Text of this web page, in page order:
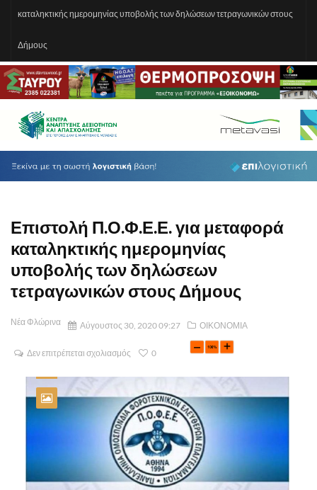
καταληκτικής ημερομηνίας υποβολής των δηλώσεων τετραγωνικών στους
Δήμους
Επιστολή Π.Ο.Φ.Ε.Ε. για μεταφορά
καταληκτικής ημερομηνίας
υποβολής των δηλώσεων
τετραγωνικών στους Δήμους
Νέα Φλώρινα Αύγουστος 30, 2020 09:27 ΟΙΚΟΝΟΜΙΑ
Δεν επιτρέπεται σχολιασμός 0